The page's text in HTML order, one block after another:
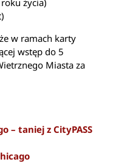
w ramach karty
wstęp do 5
Miasta za
– taniej z CityPASS